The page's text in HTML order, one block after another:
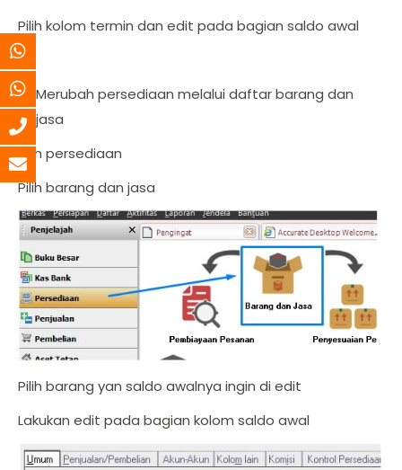
Pilih kolom termin dan edit pada bagian saldo awal
Merubah persediaan melalui daftar barang dan
jasa
Pilih persediaan
Pilih barang dan jasa
Pilih barang yan saldo awalnya ingin di edit
Lakukan edit pada bagian kolom saldo awal